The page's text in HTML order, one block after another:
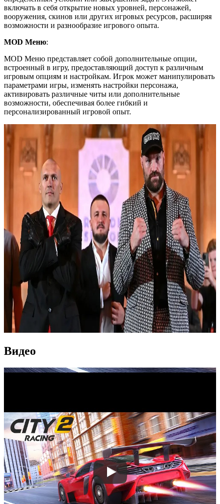
включать в себя открытие новых уровней, персонажей,
вооружения, скинов или других игровых ресурсов, расширяя
возможности и разнообразие игрового опыта.
MOD Меню:
MOD Меню представляет собой дополнительные опции,
встроенный в игру, предоставляющий доступ к различным
игровым опциям и настройкам. Игрок может манипулировать
параметрами игры, изменять настройки персонажа,
активировать различные читы или дополнительные
возможности, обеспечивая более гибкий и
персонализированный игровой опыт.
Видео